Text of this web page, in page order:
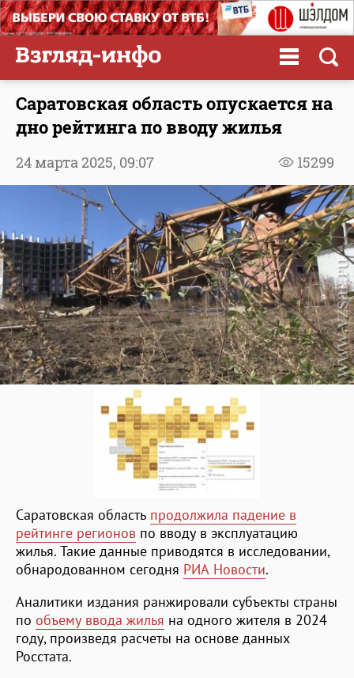
Саратовская область опускается на
дно рейтинга по вводу жилья
15299
24 марта 2025, 09:07
Саратовская область продолжила падение в
рейтинге регионов по вводу в эксплуатацию
жилья. Такие данные приводятся в исследовании,
обнародованном сегодня РИА Новости.
Аналитики издания ранжировали субъекты страны
по объему ввода жилья на одного жителя в 2024
году, произведя расчеты на основе данных
Росстата.